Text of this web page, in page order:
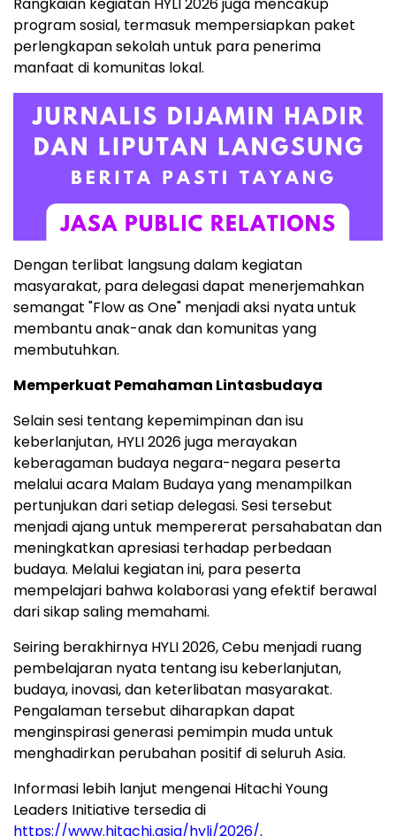
Rangkaian kegiatan HYLI 2026 juga mencakup
program sosial, termasuk mempersiapkan paket
perlengkapan sekolah untuk para penerima
manfaat di komunitas lokal.
Dengan terlibat langsung dalam kegiatan
masyarakat, para delegasi dapat menerjemahkan
semangat "Flow as One" menjadi aksi nyata untuk
membantu anak-anak dan komunitas yang
membutuhkan.
Memperkuat Pemahaman Lintasbudaya
Selain sesi tentang kepemimpinan dan isu
keberlanjutan, HYLI 2026 juga merayakan
keberagaman budaya negara-negara peserta
melalui acara Malam Budaya yang menampilkan
pertunjukan dari setiap delegasi. Sesi tersebut
menjadi ajang untuk mempererat persahabatan dan
meningkatkan apresiasi terhadap perbedaan
budaya. Melalui kegiatan ini, para peserta
mempelajari bahwa kolaborasi yang efektif berawal
dari sikap saling memahami.
Seiring berakhirnya HYLI 2026, Cebu menjadi ruang
pembelajaran nyata tentang isu keberlanjutan,
budaya, inovasi, dan keterlibatan masyarakat.
Pengalaman tersebut diharapkan dapat
menginspirasi generasi pemimpin muda untuk
menghadirkan perubahan positif di seluruh Asia.
Informasi lebih lanjut mengenai Hitachi Young
Leaders Initiative tersedia di
https://www.hitachi.asia/hyli/2026/.